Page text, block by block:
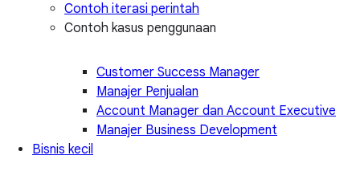
Contoh iterasi perintah
Contoh kasus penggunaan
Customer Success Manager
Manajer Penjualan
Account Manager dan Account Executive
Manajer Business Development
Bisnis kecil